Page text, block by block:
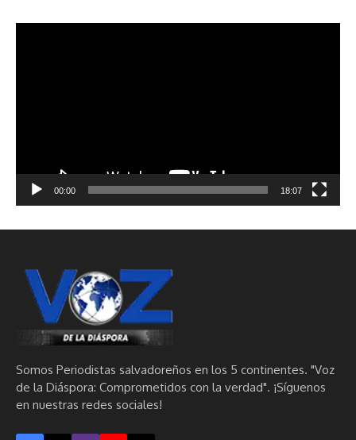
00:00 18:07
Somos Periodistas salvadoreños en los 5 continentes. "Voz
de la Diáspora: Comprometidos con la verdad". ¡Síguenos
en nuestras redes sociales!